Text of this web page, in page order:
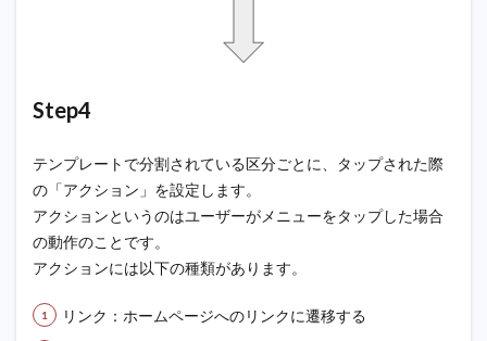
Step4
テンプレートで分割されている区分ごとに、タップされた際
の「アクション」を設定します。
アクションというのはユーザーがメニューをタップした場合
の動作のことです。
アクションには以下の種類があります。
リンク：ホームページへのリンクに遷移する